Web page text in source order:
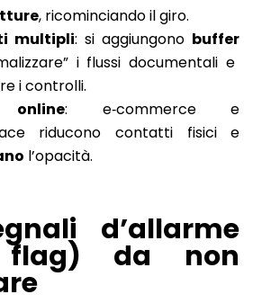
, ricominciando il giro.
multipli: si aggiungono buffer
i flussi documentali e
i controlli.
: e‑commerce e
riducono contatti fisici e
l’opacità.
d’allarme
flag) da non